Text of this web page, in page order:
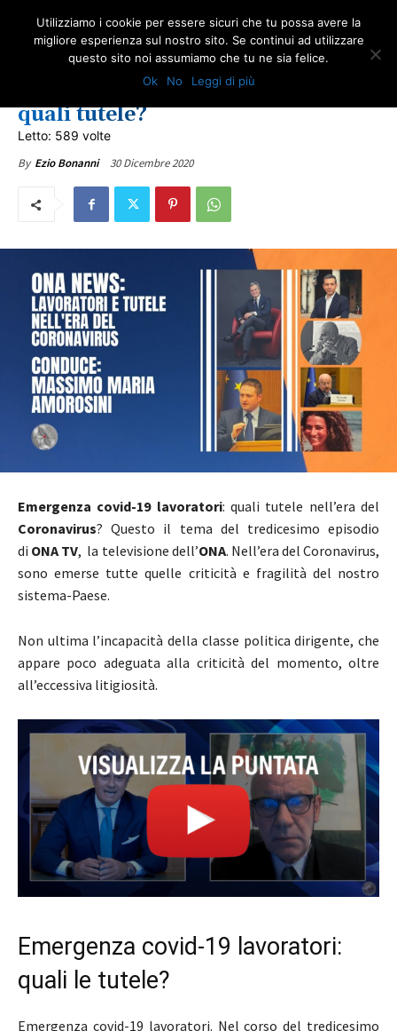
ULTIME NOTIZIE
Emergenza covid-19 lavoratori:
quali tutele?
Letto: 589 volte
By Ezio Bonanni 30 Dicembre 2020
Emergenza covid-19 lavoratori: quali tutele nell’era del
Coronavirus? Questo il tema del tredicesimo episodio
di ONA TV, la televisione dell’ONA. Nell’era del Coronavirus,
sono emerse tutte quelle criticità e fragilità del nostro
sistema-Paese.
Non ultima l’incapacità della classe politica dirigente, che
appare poco adeguata alla criticità del momento, oltre
all’eccessiva litigiosità.
Emergenza covid-19 lavoratori:
quali le tutele?
Emergenza covid-19 lavoratori. Nel corso del tredicesimo
Utilizziamo i cookie per essere sicuri che tu possa avere la
migliore esperienza sul nostro sito. Se continui ad utilizzare
questo sito noi assumiamo che tu ne sia felice.
Ok
No Leggi di più